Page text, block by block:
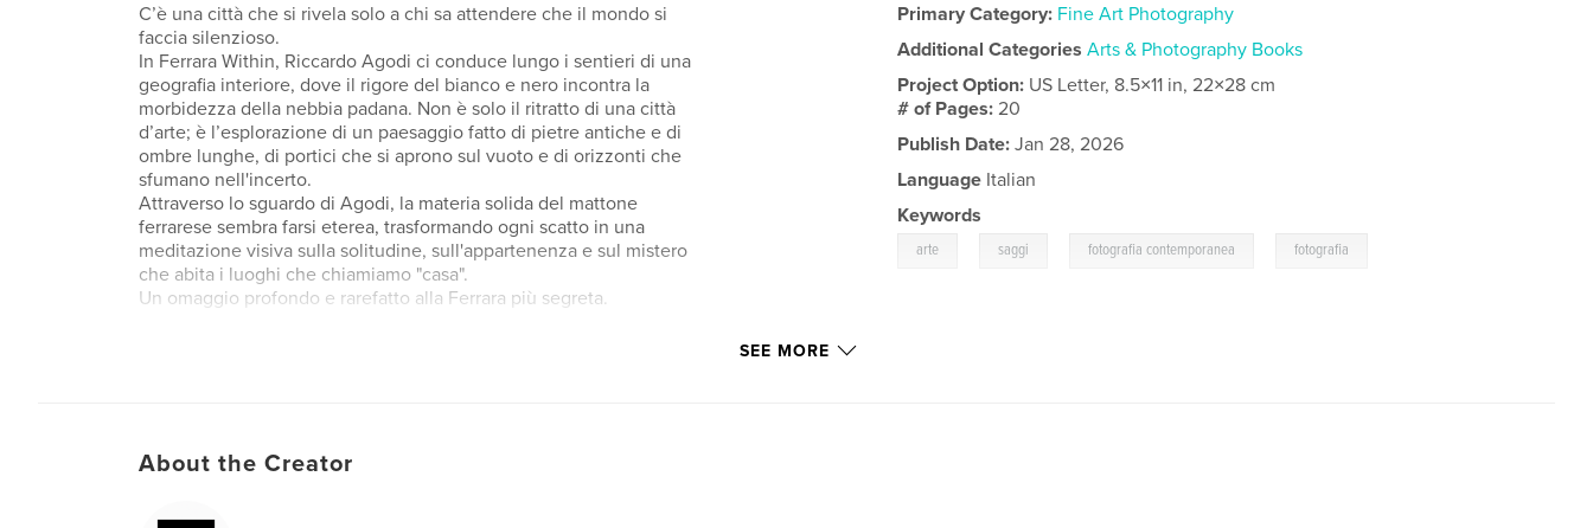
C’è una città che si rivela solo a chi sa attendere che il mondo si
faccia silenzioso.
In Ferrara Within, Riccardo Agodi ci conduce lungo i sentieri di una
geografia interiore, dove il rigore del bianco e nero incontra la
morbidezza della nebbia padana. Non è solo il ritratto di una città
d’arte; è l’esplorazione di un paesaggio fatto di pietre antiche e di
ombre lunghe, di portici che si aprono sul vuoto e di orizzonti che
sfumano nell'incerto.
Attraverso lo sguardo di Agodi, la materia solida del mattone
ferrarese sembra farsi eterea, trasformando ogni scatto in una
meditazione visiva sulla solitudine, sull'appartenenza e sul mistero
che abita i luoghi che chiamiamo "casa".
Un omaggio profondo e rarefatto alla Ferrara più segreta.
Primary Category: Fine Art Photography
Additional Categories Arts & Photography Books
Project Option: US Letter, 8.5×11 in, 22×28 cm
# of Pages:20
Publish Date: Jan 28, 2026
Language Italian
Keywords
arte saggi fotografia contemporanea fotografia
SEE MORE
About the Creator